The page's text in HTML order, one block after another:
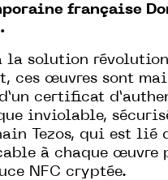
française
la solution
ces œuvres sont
certificat
inviolable,
Tezos, qui est lié
à chaque œuvre
NFC cryptée.